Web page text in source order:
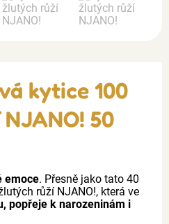
kytice 100
50
emoce. Přesně jako tato 40
růží NJANO!, která ve
popřeje k narozeninám i